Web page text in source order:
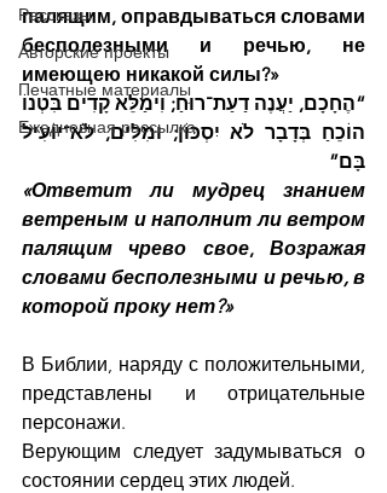
Рассказы
Авторские проекты
Печатные материалы
Ежедневная рассылка
палящим, оправдываться словами
бесполезными и речью, не
имеющею никакой силы?»
“הֶחָכָם, יַעֲנֶה דַעַת־רוּחַ; וִימַלֵּא קָדִים בִּטְנוֹ
הוֹכֵחַ בְּדָבָר לֹא יִסְכּוֹן; וּמִלִּים, לֹא־יוֹעִיל
בָּם”
«Ответит ли мудрец знанием
ветреным и наполнит ли ветром
палящим чрево свое, Возражая
словами бесполезными и речью, в
которой проку нет?»
В Библии, наряду с положительными,
представлены и отрицательные
персонажи.
Верующим следует задумываться о
состоянии сердец этих людей.